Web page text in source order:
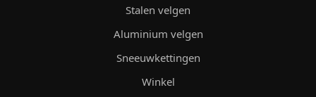
Stalen velgen
Aluminium velgen
Sneeuwkettingen
Winkel